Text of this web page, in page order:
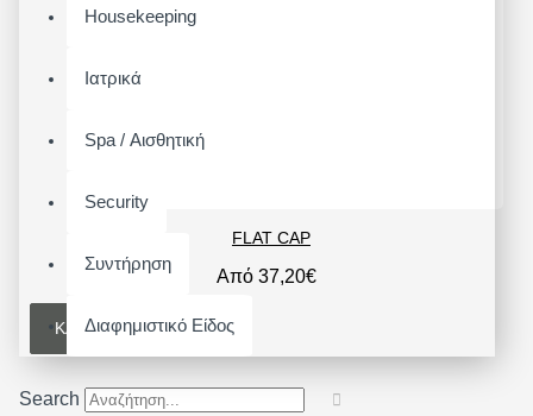
Housekeeping
Ιατρικά
Spa / Αισθητική
Security
Συντήρηση
Διαφημιστικό Είδος
Search
FLAT CAP
Από 37,20€
ΚΑΛΆΘΙ